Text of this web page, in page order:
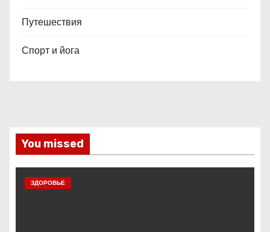
Путешествия
Спорт и йога
You missed
ЗДОРОВЬЕ